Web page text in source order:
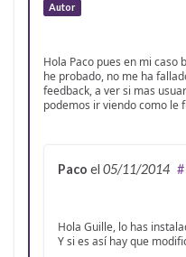
Autor
Hola Paco pues en mi caso
he probado, no me ha
feedback, a ver si mas
podemos ir viendo como le
Paco el 05/11/2014 #
Hola Guille, lo has
Y si es así hay que